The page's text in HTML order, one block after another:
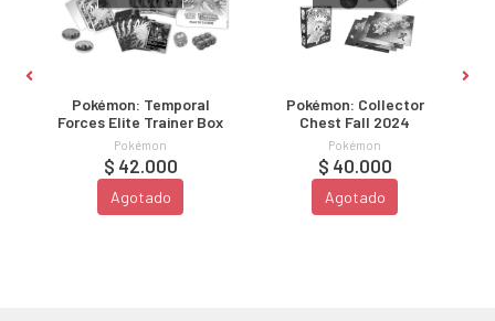
Pokémon: Temporal
Forces Elite Trainer Box
Pokémon
$ 42.000
Agotado
Pokémon: Collector
Chest Fall 2024
Pokémon
$ 40.000
Agotado